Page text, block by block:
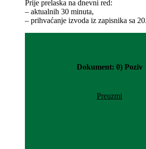
Prije prelaska na dnevni red:
– aktualnih 30 minuta,
– prihvaćanje izvoda iz zapisnika sa
Dokument: 0) Poziv
Preuzmi